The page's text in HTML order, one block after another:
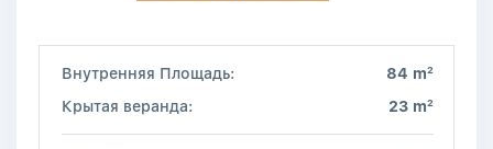
Внутренняя Площадь: 84 m2
Крытая веранда: 23 m2